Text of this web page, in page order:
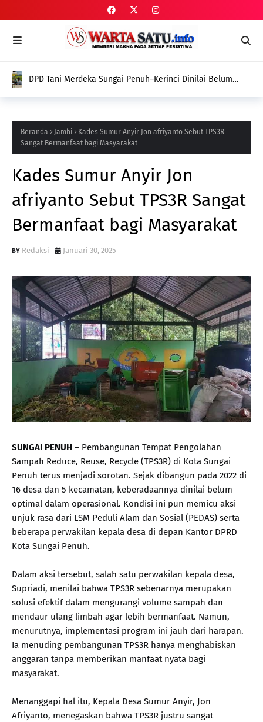
DPD Tani Merdeka Sungai Penuh–Kerinci Dinilai Belum
Aspirasi Petani
Beranda Jambi
Kades Sumur Anyir Jon afriyanto Sebut TPS3R
Sangat Bermanfaat bagi Masyarakat
Kades Sumur Anyir Jon
afriyanto Sebut TPS3R Sangat
Bermanfaat bagi Masyarakat
Redaksi Januari 30, 2025
SUNGAI PENUH – Pembangunan Tempat Pengolahan
Sampah Reduce, Reuse, Recycle (TPS3R) di Kota Sungai
Penuh terus menjadi sorotan. Sejak dibangun pada 2022 di
16 desa dan 5 kecamatan, keberadaannya dinilai belum
optimal dalam operasional. Kondisi ini pun memicu aksi
unjuk rasa dari LSM Peduli Alam dan Sosial (PEDAS) serta
beberapa perwakilan kepala desa di depan Kantor DPRD
Kota Sungai Penuh.
Dalam aksi tersebut, salah satu perwakilan kepala desa,
Supriadi, menilai bahwa TPS3R sebenarnya merupakan
solusi efektif dalam mengurangi volume sampah dan
mendaur ulang limbah agar lebih bermanfaat. Namun,
menurutnya, implementasi program ini jauh dari harapan.
Ia menuding pembangunan TPS3R hanya menghabiskan
anggaran tanpa memberikan manfaat nyata bagi
masyarakat.
Menanggapi hal itu, Kepala Desa Sumur Anyir, Jon
Afriyanto, menegaskan bahwa TPS3R justru sangat